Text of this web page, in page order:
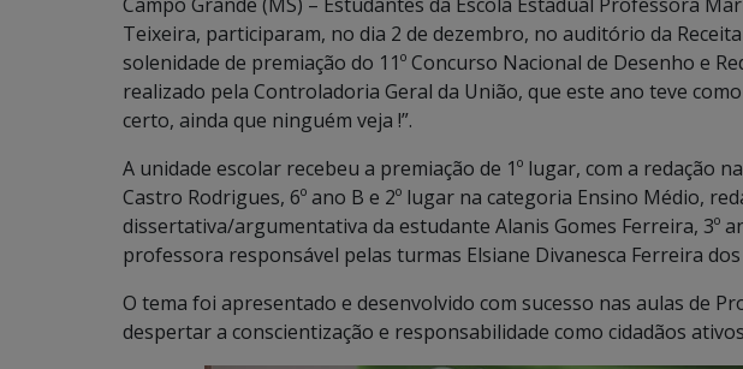
Teixeira, participaram, no dia 2 de dezembro, no auditório da
solenidade de premiação do 11º Concurso Nacional de Desenho e
realizado pela Controladoria Geral da União, que este ano teve
certo, ainda que ninguém veja !”.
A unidade escolar recebeu a premiação de 1º lugar, com a redação
Castro Rodrigues, 6º ano B e 2º lugar na categoria Ensino Médio,
dissertativa/argumentativa da estudante Alanis Gomes Ferreira, 3º
professora responsável pelas turmas Elsiane Divanesca Ferreira dos
O tema foi apresentado e desenvolvido com sucesso nas aulas de
despertar a conscientização e responsabilidade como cidadãos